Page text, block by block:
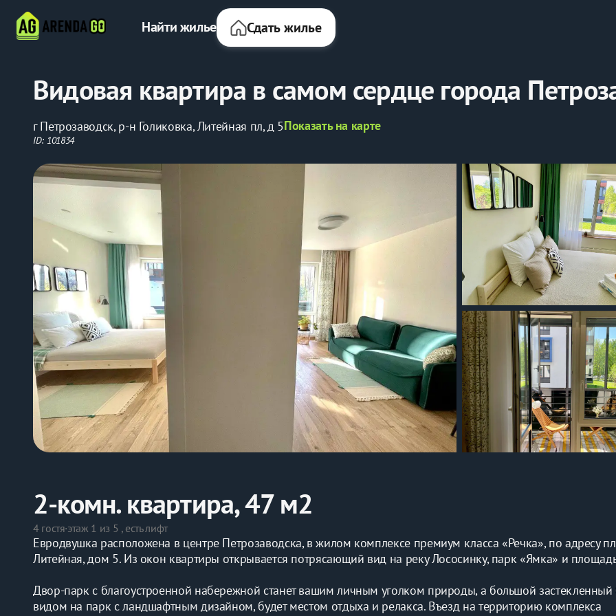
Найти жилье Сдать жилье
Видовая квартира в самом сердце города
г Петрозаводск, р-н Голиковка, Литейная пл, д 5Показать на карте
ID: 101834
2-комн. квартира, 47 м2
4 гостя·этаж 1 из 5 , есть лифт
Евродвушка расположена в центре Петрозаводска, в жилом комплексе премиум класса «Речка», по адресу
Литейная, дом 5. Из окон квартиры открывается потрясающий вид на реку Лососинку, парк «Ямка» и
Двор-парк с благоустроенной набережной станет вашим личным уголком природы, а большой застекленный
видом на парк с ландшафтным дизайном, будет местом отдыха и релакса. Въезд на территорию комплекса